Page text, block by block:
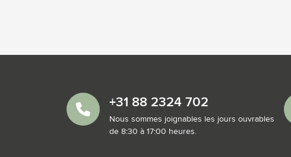
+31 88 2324 702
Nous sommes joignables les jours ouvrables
de 8:30 à 17:00 heures.